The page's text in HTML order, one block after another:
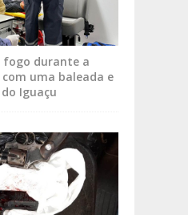
fogo durante a
uma baleada e
Iguaçu